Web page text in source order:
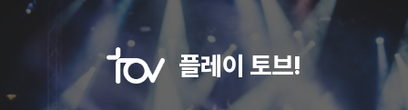
플레이 토브!